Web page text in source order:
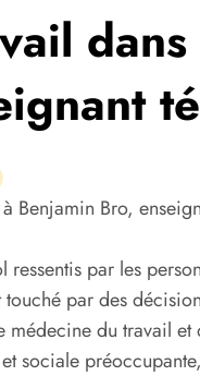
dans
Benjamin Bro,
par les
par des
médecine du travail
sociale